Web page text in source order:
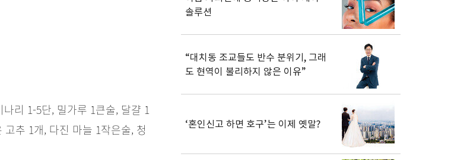
리 1-5단, 밀가루 1큰술, 달걀 1
추 1개, 다진 마늘 1작은술, 청
솔루션
“대치동 조교들도 반수 분위기, 그래
도 현역이 불리하지 않은 이유”
‘혼인신고 하면 호구’는 이제 옛말?